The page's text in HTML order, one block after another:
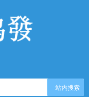
站内搜索